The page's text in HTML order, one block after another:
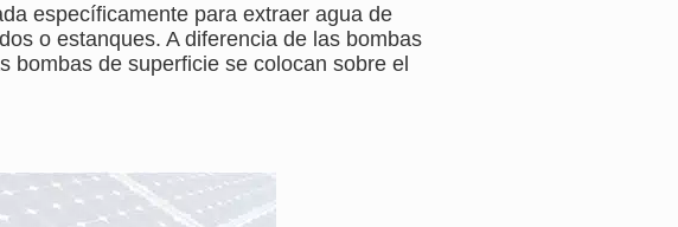
específicamente para extraer agua de
o estanques. A diferencia de las bombas
de superficie se colocan sobre el